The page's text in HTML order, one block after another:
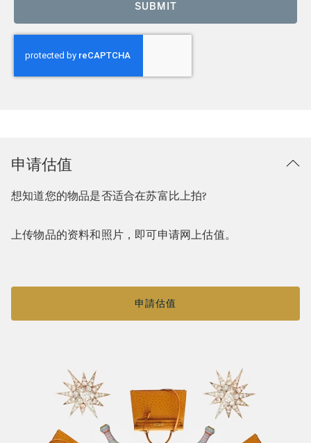
SUBMIT
申请估值
想知道您的物品是否适合在苏富比上拍?
上传物品的资料和照片，即可申请网上估值。
申請估值